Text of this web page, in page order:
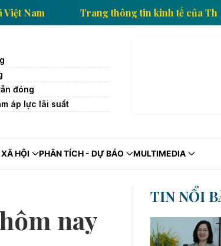
tấn xã Việt Nam Trang thông tin kinh
đóng
áp lực lãi suất
HỘI PHÂN TÍCH - DỰ BÁO MULTIMEDIA
nay
TIN NỔI